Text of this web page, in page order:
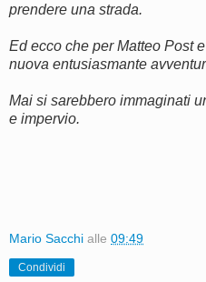
prendere una strada.
Ed ecco che per Matteo Post
nuova entusiasmante
Mai si sarebbero immaginati
e impervio.
Mario Sacchi alle 09:49
Condividi